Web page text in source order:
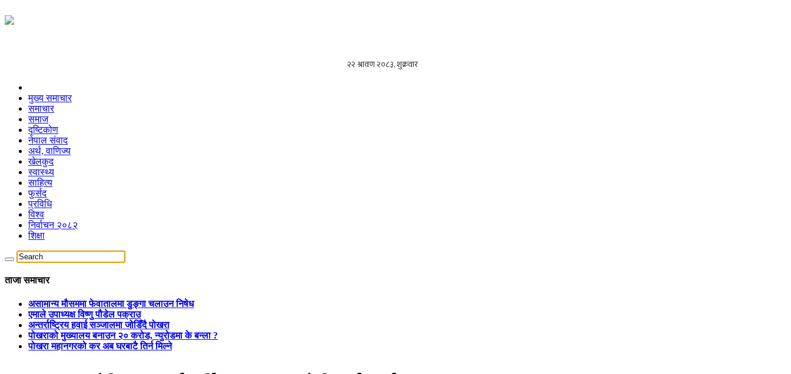
मुख्य समाचार
समाचार
समाज
दृष्टिकोण
नेपाल संवाद
अर्थ, वाणिज्य
खेलकुद
स्वास्थ्य
साहित्य
फुर्सद
प्रविधि
विश्व
निर्वाचन २०८२
शिक्षा
ताजा समाचार
असामान्य मौसममा फेवातालमा डुङ्गा चलाउन निषेध
एमाले उपाध्यक्ष विष्णु पौडेल पक्राउ
अन्तर्राष्ट्रिय हवाई सञ्जालमा जोडिँदै पोखरा
पोखराको मुख्यालय बनाउन २० करोड, न्युरोडमा के बन्ला ?
पोखरा महानगरको कर अब घरबाटै तिर्न मिल्ने